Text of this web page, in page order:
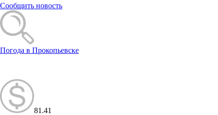
Сообщить новость
Погода в Прокопьевске
81.41